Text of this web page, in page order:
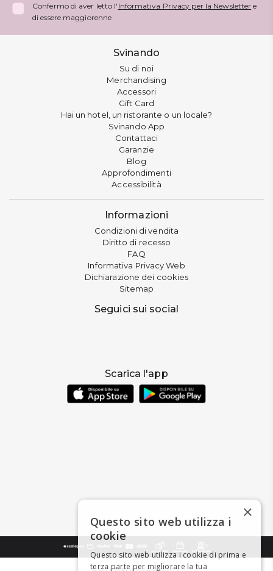
Confermo di aver letto l' Informativa Privacy per la Newsletter e
di essere maggiorenne
Svinando
Su di noi
Merchandising
Accessori
Gift Card
Hai un hotel, un ristorante o un locale?
Svinando App
Contattaci
Garanzie
Blog
Approfondimenti
Accessibilità
Informazioni
Condizioni di vendita
Diritto di recesso
FAQ
Informativa Privacy Web
Dichiarazione dei cookies
Sitemap
Seguici sui social
Scarica l'app
×
Questo sito web utilizza i
cookie
Questo sito web utilizza i cookie di prima e
terza parte per migliorare la tua